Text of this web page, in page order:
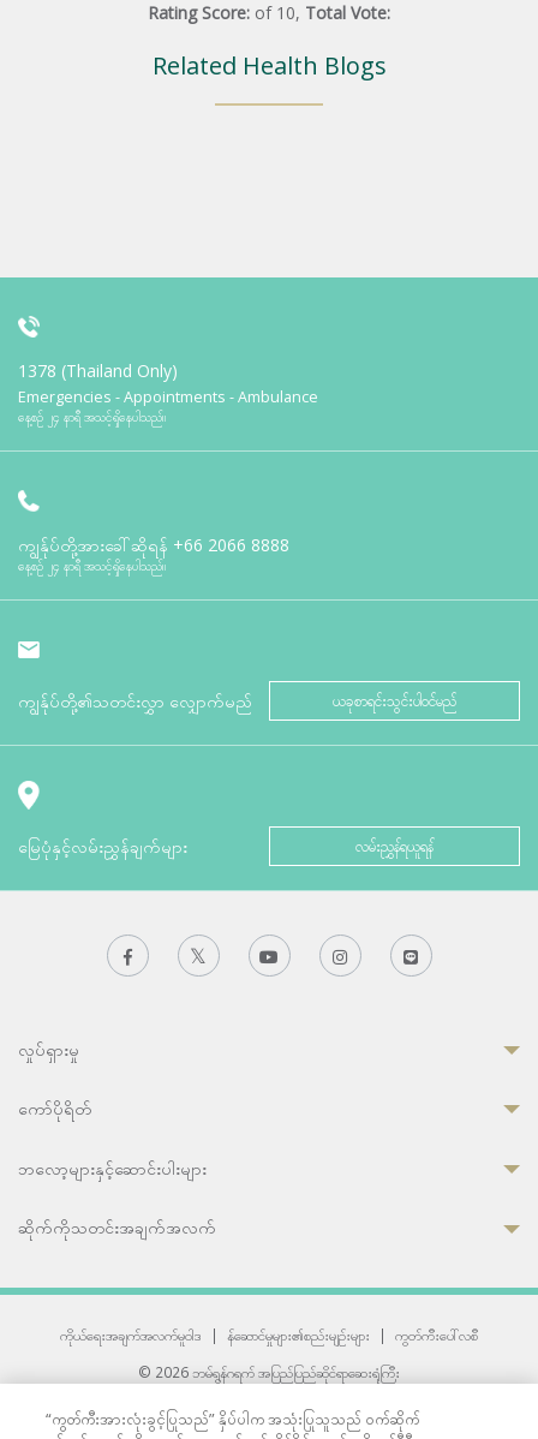
Rating Score: of 10, Total Vote:
Related Health Blogs
1378 (Thailand Only)
Emergencies - Appointments - Ambulance
နေ့စဉ် ၂၄ နာရီ အသင့်ရှိနေပါသည်။
ကျွန်ုပ်တို့အားခေါ်ဆိုရန် +66 2066 8888
နေ့စဉ် ၂၄ နာရီ အသင့်ရှိနေပါသည်။
ကျွန်ုပ်တို့၏သတင်းလွှာ လျှောက်မည် ယခုစာရင်းသွင်းပါဝင်မည်
မြေပုံနှင့်လမ်းညွှန်ချက်များ လမ်းညွှန်ရယူရန်
လှုပ်ရှားမှု
ကော်ပိုရိတ်
ဘလော့များနှင့်ဆောင်းပါးများ
ဆိုက်ကိုသတင်းအချက်အလက်
ကိုယ်ရေးအချက်အလက်မူဝါဒ | န်ဆောင်မှုများ၏စည်းမျဉ်းများ |
ကွတ်ကီးပေါ်လစီ
© 2026 ဘမ်ရွန်ဂရက် အပြည်ပြည်ဆိုင်ရာဆေးရုံကြီး
“ကွတ်ကီးအားလုံးခွင့်ပြုသည်” နှိပ်ပါက အသုံးပြုသူသည် ဝက်ဆိုက်